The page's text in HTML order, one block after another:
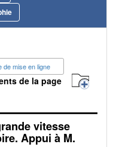
de mise en ligne
de la page
vitesse
Appui à M.